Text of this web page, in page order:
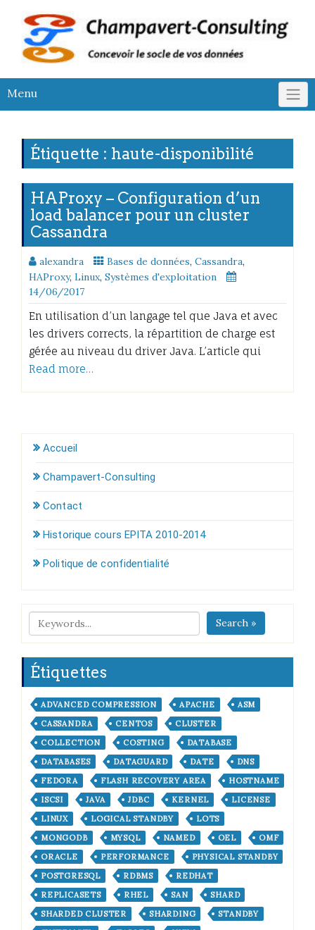
content
Menu
Étiquette : haute-disponibilité
HAProxy – Configuration d’un
load balancer pour un cluster
Cassandra
alexandra Bases de données, Cassandra,
HAProxy, Linux, Systèmes d'exploitation
14/06/2017
En utilisation d’un langage tel que Java et avec
les drivers corrects, la répartition de charge est
gérée au niveau du driver Java. L’article qui
Read more…
Accueil
Champavert-Consulting
Contact
Historique cours EPITA 2010-2014
Politique de confidentialité
Search »
Étiquettes
ADVANCED COMPRESSION APACHE
ASM
CASSANDRA
CENTOS
CLUSTER
COLLECTION
COSTING
DATABASE
DATABASES
DATAGUARD DATE
DNS
FEDORA
FLASH RECOVERY AREA
HOSTNAME
ISCSI
JAVA JDBC KERNEL
LICENSE
LINUX
LOGICAL STANDBY
LOTS
MONGODB
MYSQL NAMED OEL
OMF
ORACLE
PERFORMANCE
PHYSICAL STANDBY
POSTGRESQL
RDBMS
REDHAT
REPLICASETS
RHEL SAN
SHARD
SHARDED CLUSTER
SHARDING
STANDBY